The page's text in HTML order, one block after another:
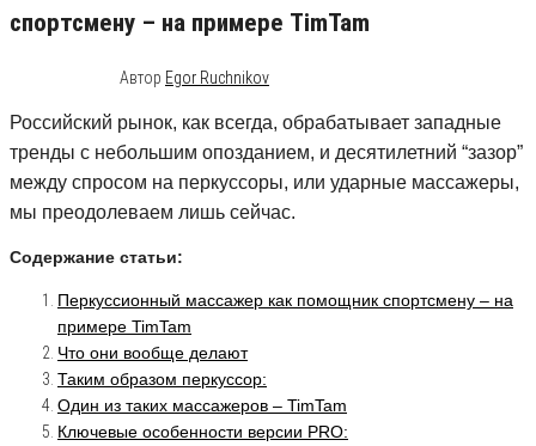
спортсмену – на примере TimTam
Автор Egor Ruchnikov
Российский рынок, как всегда, обрабатывает западные
тренды с небольшим опозданием, и десятилетний “зазор”
между спросом на перкуссоры, или ударные массажеры,
мы преодолеваем лишь сейчас.
Содержание статьи:
Перкуссионный массажер как помощник спортсмену – на
примере TimTam
Что они вообще делают
Таким образом перкуссор:
Один из таких массажеров – TimTam
Ключевые особенности версии PRO: